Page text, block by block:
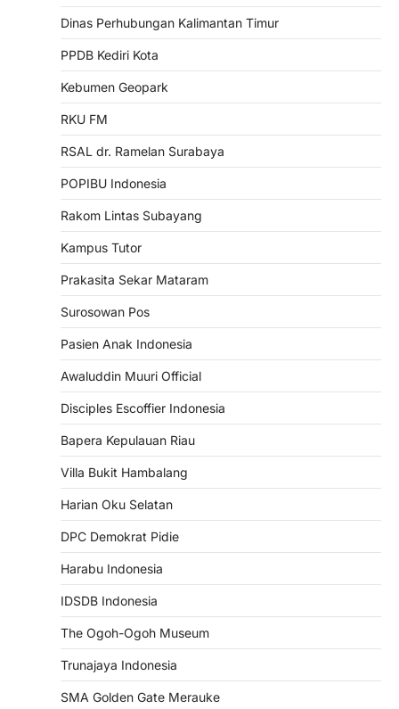
Dinas Perhubungan Kalimantan Timur
PPDB Kediri Kota
Kebumen Geopark
RKU FM
RSAL dr. Ramelan Surabaya
POPIBU Indonesia
Rakom Lintas Subayang
Kampus Tutor
Prakasita Sekar Mataram
Surosowan Pos
Pasien Anak Indonesia
Awaluddin Muuri Official
Disciples Escoffier Indonesia
Bapera Kepulauan Riau
Villa Bukit Hambalang
Harian Oku Selatan
DPC Demokrat Pidie
Harabu Indonesia
IDSDB Indonesia
The Ogoh-Ogoh Museum
Trunajaya Indonesia
SMA Golden Gate Merauke